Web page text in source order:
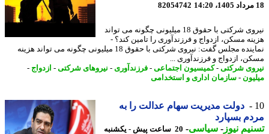
82054742
نیروی شرکتی با حقوق 18 میلیونی چگونه می تواند
مسکن، ازدواج و فرزندآوری را تامین کند؟ -
نماینده مجلس گفت: نیروی شرکتی با حقوق 18 میلیونی چگونه می تواند هزینه
ازدواج و فرزندآوری ...
شرکتی -کمیسیون اجتماعی-فرزندآوری - نیروهای شرکتی -ازدواج -
-سازمان اداری و استخدامی
دولت مدیریت سهام عدالت را به
بسپارد
نیوز-سیاسی-
20 ساعت پیش - یکشنبه